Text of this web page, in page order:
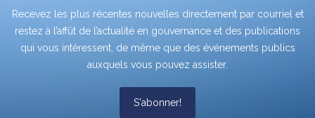
Recevez les plus récentes nouvelles directement par courriel et
restez à l’affût de l’actualité en gouvernance et des publications
qui vous intéressent, de même que des événements publics
auxquels vous pouvez assister.
S'abonner!